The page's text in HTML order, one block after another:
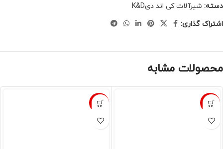
دسته: شیرآلات کی اند دیK&D
اشتراک گذاری:
محصولات مشابه
-10%
-10%